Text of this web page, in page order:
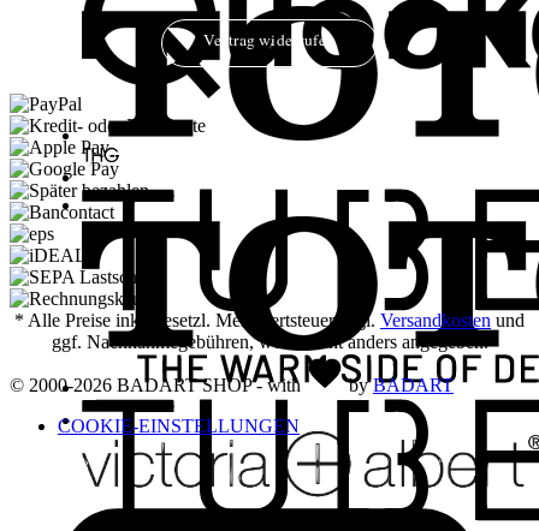
Vertrag widerrufen
* Alle Preise inkl. gesetzl. Mehrwertsteuer zzgl. Versandkosten und
ggf. Nachnahmegebühren, wenn nicht anders angegeben.
© 2000-2026 BADART SHOP - with byBADART
COOKIE-EINSTELLUNGEN